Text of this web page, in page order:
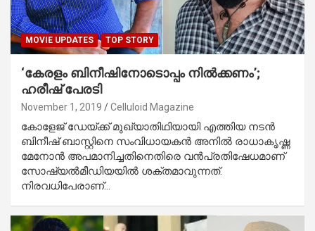
MOVIE UPDATES TOP STORY
‘കേരളം ബിനീഷിനോടൊപ്പം നില്‍ക്കണം’;
ഹരീഷ് പേരടി
November 1, 2019 Celluloid Magazine
കോളേജ് ഡേയ്ക്ക് മുഖ്യാതിഥിയായി എത്തിയ നടന്‍
ബിനീഷ് ബാസ്റ്റിനെ സംവിധായകന്‍ അനില്‍ രാധാകൃഷ്ണ
മേനോന്‍ അപമാനിച്ചതിനെതിരെ വന്‍പ്രതിഷേധമാണ്
സോഷ്യല്‍മീഡിയയില്‍ ശക്തമാവുന്നത്.
നിരവധിപേരാണ്…